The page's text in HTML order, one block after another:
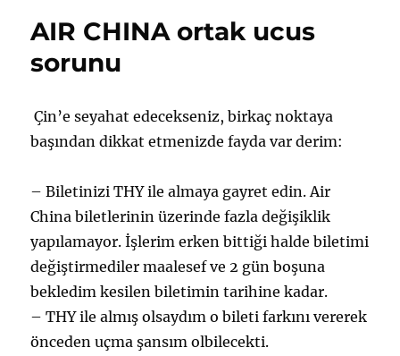
AIR CHINA ortak ucus
sorunu
Çin’e seyahat edecekseniz, birkaç noktaya
başından dikkat etmenizde fayda var derim:
– Biletinizi THY ile almaya gayret edin. Air
China biletlerinin üzerinde fazla değişiklik
yapılamayor. İşlerim erken bittiği halde biletimi
değiştirmediler maalesef ve 2 gün boşuna
bekledim kesilen biletimin tarihine kadar.
– THY ile almış olsaydım o bileti farkını vererek
önceden uçma şansım olbilecekti.